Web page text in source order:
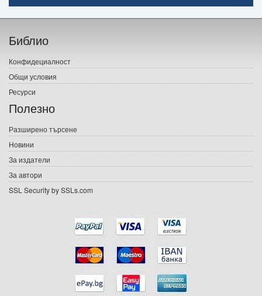
Начало
Печатни книги
Електронни книги
Е-списания
Подаръци
Ваучери
Библио
Конфидециалност
Общи условия
Ресурси
Полезно
Разширено търсене
Новини
За издатели
За автори
SSL Security by SSLs.com